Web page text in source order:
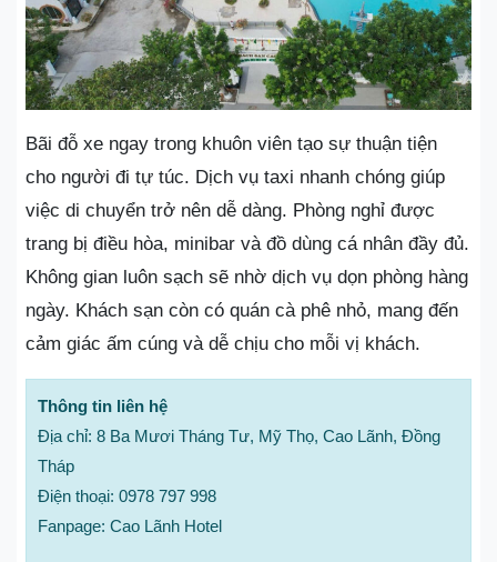
Bãi đỗ xe ngay trong khuôn viên tạo sự thuận tiện
cho người đi tự túc. Dịch vụ taxi nhanh chóng giúp
việc di chuyển trở nên dễ dàng. Phòng nghỉ được
trang bị điều hòa, minibar và đồ dùng cá nhân đầy đủ.
Không gian luôn sạch sẽ nhờ dịch vụ dọn phòng hàng
ngày. Khách sạn còn có quán cà phê nhỏ, mang đến
cảm giác ấm cúng và dễ chịu cho mỗi vị khách.
Thông tin liên hệ
Địa chỉ: 8 Ba Mươi Tháng Tư, Mỹ Thọ, Cao Lãnh, Đồng
Tháp
Điện thoại: 0978 797 998
Fanpage: Cao Lãnh Hotel